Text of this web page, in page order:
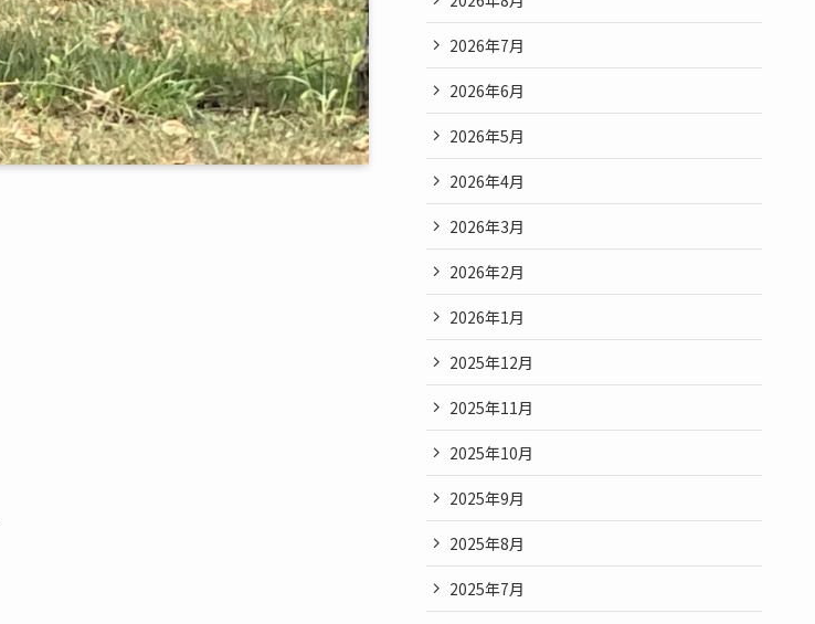
2026年7月
2026年6月
2026年5月
2026年4月
2026年3月
2026年2月
2026年1月
2025年12月
2025年11月
2025年10月
2025年9月
2025年8月
2025年7月